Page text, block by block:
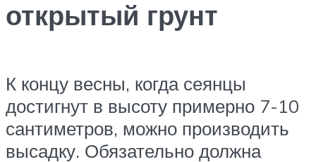
открытый грунт
К концу весны, когда сеянцы
достигнут в высоту примерно 7-10
сантиметров, можно производить
высадку. Обязательно должна